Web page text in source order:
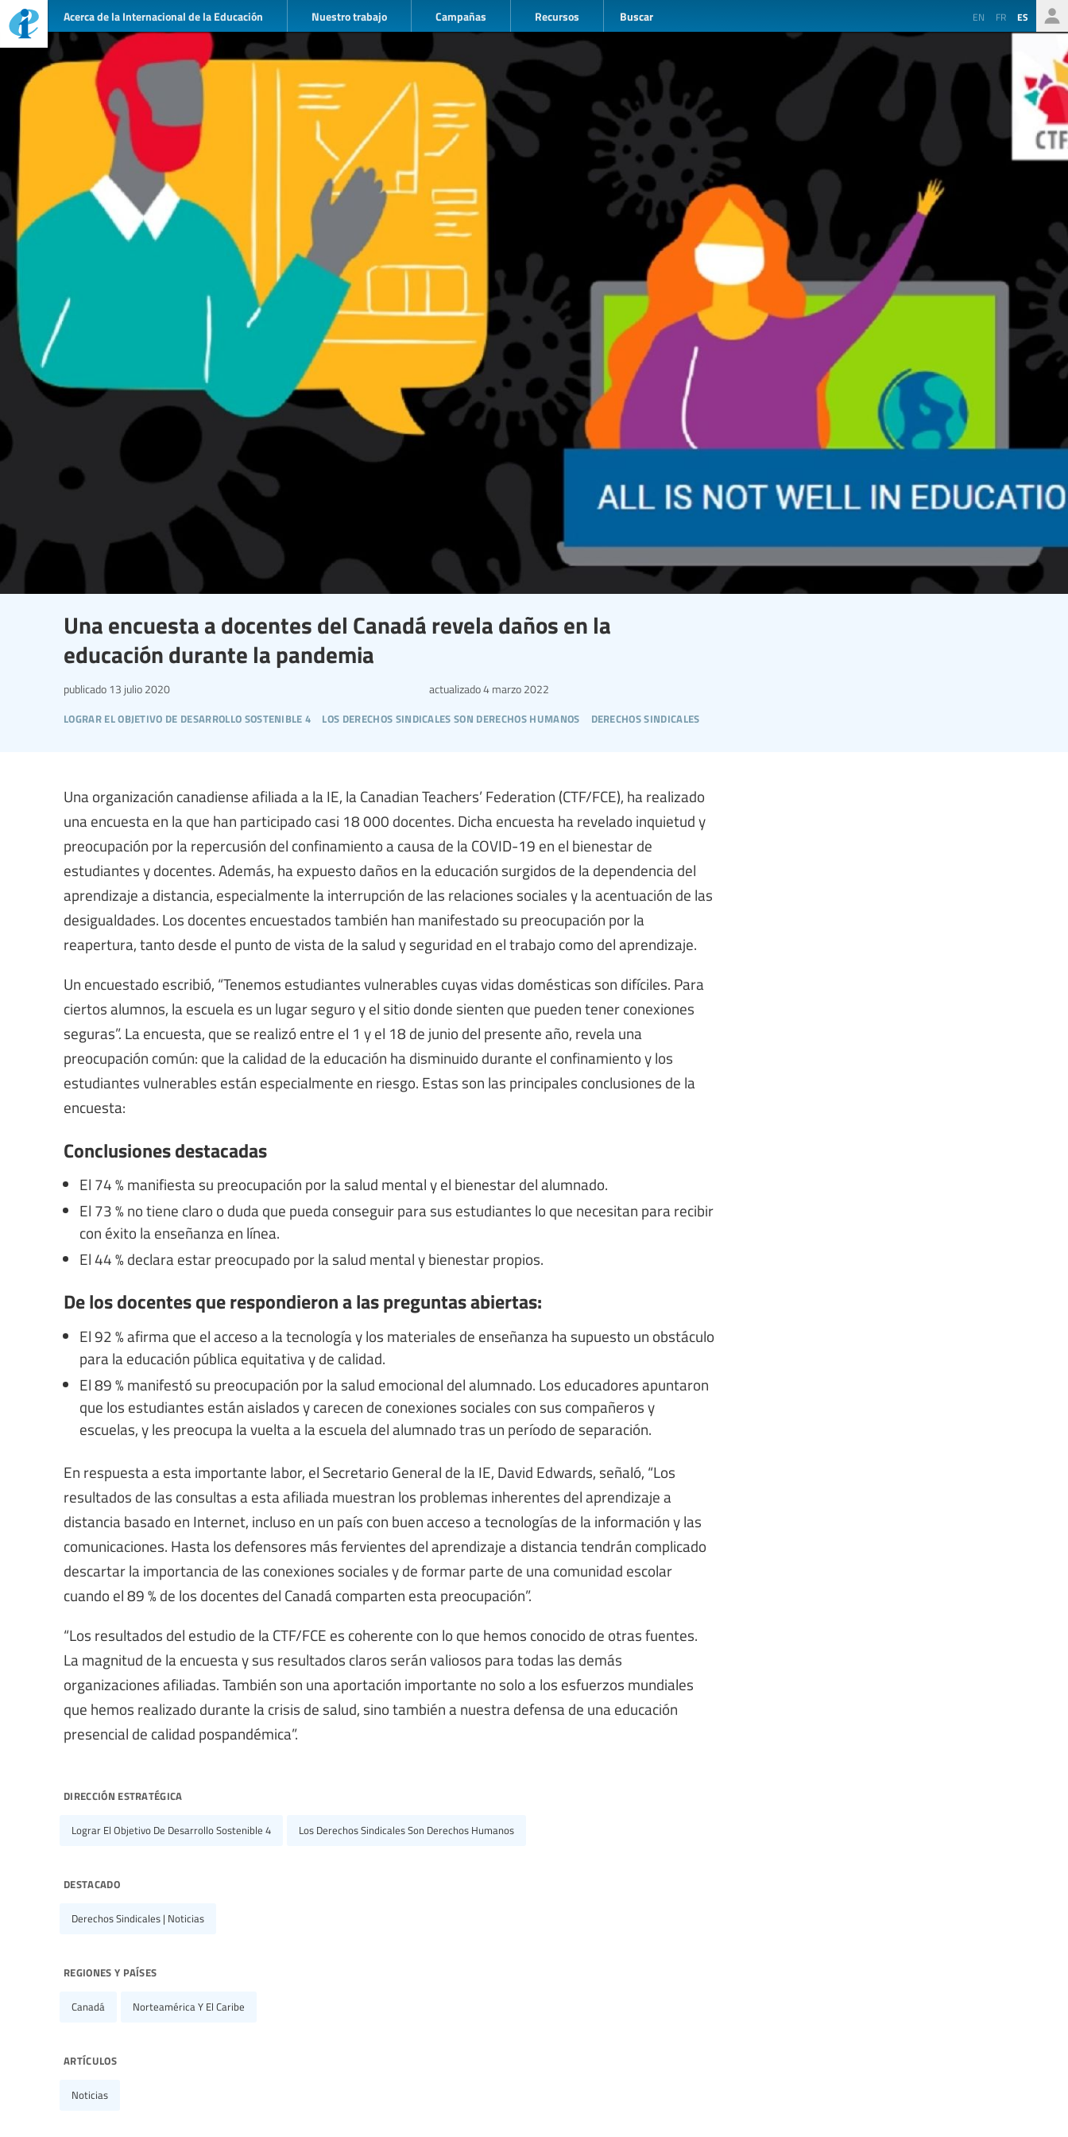
Acerca de la Internacional de la Educación Nuestro trabajo Campañas Recursos Buscar EN FR ES
Una encuesta a docentes del Canadá revela daños en la
educación durante la pandemia
lograr el objetivo de desarrollo sostenible 4 los derechos sindicales son derechos humanos derechos sindicales
publicado 13 julio 2020 actualizado4 marzo 2022
Una organización canadiense afiliada a la IE, la Canadian Teachers’ Federation (CTF/FCE), ha realizado
una encuesta en la que han participado casi 18 000 docentes. Dicha encuesta ha revelado inquietud y
preocupación por la repercusión del confinamiento a causa de la COVID-19 en el bienestar de
estudiantes y docentes. Además, ha expuesto daños en la educación surgidos de la dependencia del
aprendizaje a distancia, especialmente la interrupción de las relaciones sociales y la acentuación de las
desigualdades. Los docentes encuestados también han manifestado su preocupación por la
reapertura, tanto desde el punto de vista de la salud y seguridad en el trabajo como del aprendizaje.
Un encuestado escribió, “Tenemos estudiantes vulnerables cuyas vidas domésticas son difíciles. Para
ciertos alumnos, la escuela es un lugar seguro y el sitio donde sienten que pueden tener conexiones
seguras”. La encuesta, que se realizó entre el 1 y el 18 de junio del presente año, revela una
preocupación común: que la calidad de la educación ha disminuido durante el confinamiento y los
estudiantes vulnerables están especialmente en riesgo. Estas son las principales conclusiones de la
encuesta:
Conclusiones destacadas
El 74 % manifiesta su preocupación por la salud mental y el bienestar del alumnado.
El 73 % no tiene claro o duda que pueda conseguir para sus estudiantes lo que necesitan para recibir
con éxito la enseñanza en línea.
El 44 % declara estar preocupado por la salud mental y bienestar propios.
De los docentes que respondieron a las preguntas abiertas:
El 92 % afirma que el acceso a la tecnología y los materiales de enseñanza ha supuesto un obstáculo
para la educación pública equitativa y de calidad.
El 89 % manifestó su preocupación por la salud emocional del alumnado. Los educadores apuntaron
que los estudiantes están aislados y carecen de conexiones sociales con sus compañeros y
escuelas, y les preocupa la vuelta a la escuela del alumnado tras un período de separación.
En respuesta a esta importante labor, el Secretario General de la IE, David Edwards, señaló, “Los
resultados de las consultas a esta afiliada muestran los problemas inherentes del aprendizaje a
distancia basado en Internet, incluso en un país con buen acceso a tecnologías de la información y las
comunicaciones. Hasta los defensores más fervientes del aprendizaje a distancia tendrán complicado
descartar la importancia de las conexiones sociales y de formar parte de una comunidad escolar
cuando el 89 % de los docentes del Canadá comparten esta preocupación”.
“Los resultados del estudio de la CTF/FCE es coherente con lo que hemos conocido de otras fuentes.
La magnitud de la encuesta y sus resultados claros serán valiosos para todas las demás
organizaciones afiliadas. También son una aportación importante no solo a los esfuerzos mundiales
que hemos realizado durante la crisis de salud, sino también a nuestra defensa de una educación
presencial de calidad pospandémica”.
dirección estratégica
Lograr El Objetivo De Desarrollo Sostenible 4 Los Derechos Sindicales Son Derechos Humanos
destacado
Derechos Sindicales | Noticias
regiones y países
Canadá Norteamérica Y El Caribe
artículos
Noticias